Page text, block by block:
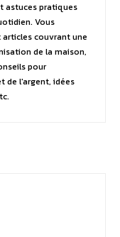
astuces pratiques
Vous
couvrant une
de la maison,
pour
de l'argent, idées